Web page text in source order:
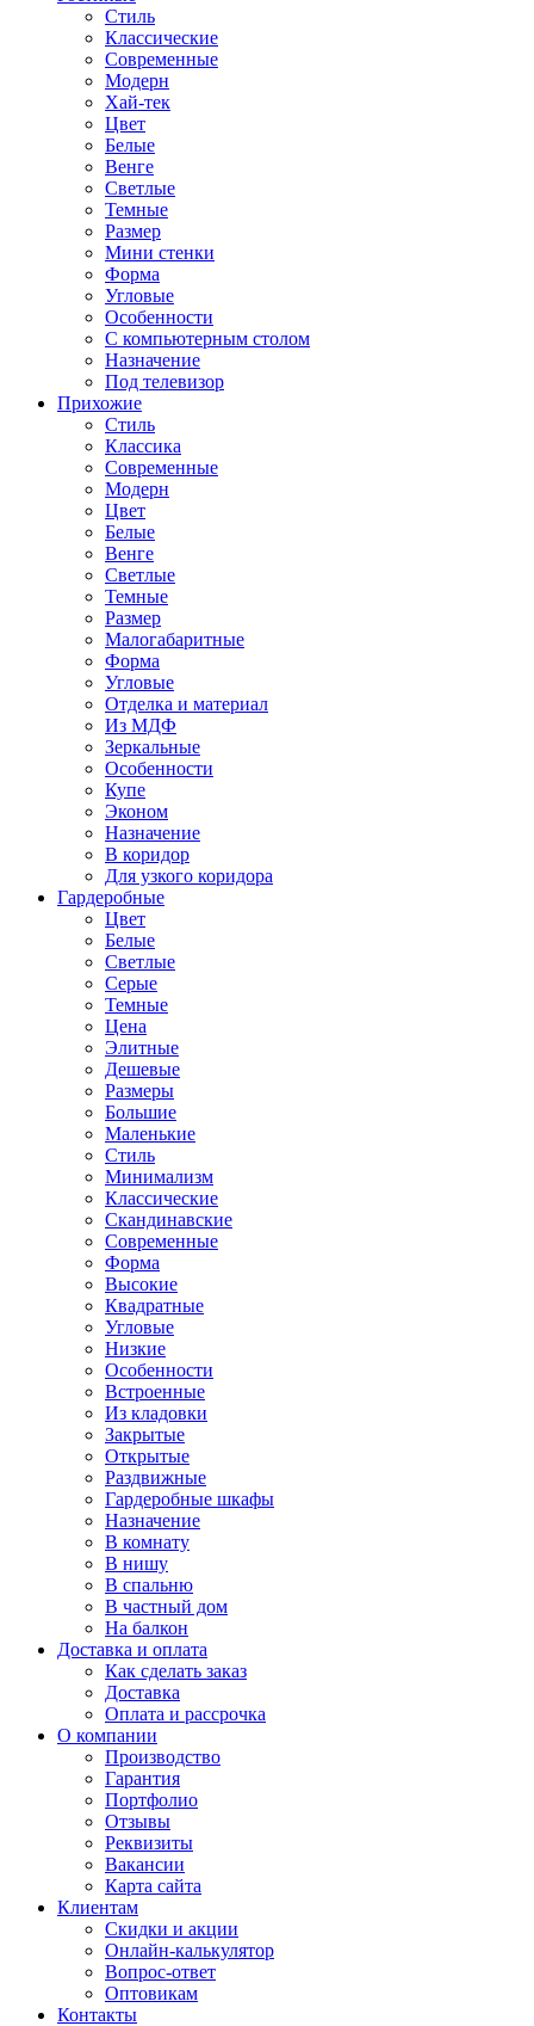
Стиль
Классические
Современные
Модерн
Хай-тек
Цвет
Белые
Венге
Светлые
Темные
Размер
Мини стенки
Форма
Угловые
Особенности
С компьютерным столом
Назначение
Под телевизор
Прихожие
Стиль
Классика
Современные
Модерн
Цвет
Белые
Венге
Светлые
Темные
Размер
Малогабаритные
Форма
Угловые
Отделка и материал
Из МДФ
Зеркальные
Особенности
Купе
Эконом
Назначение
В коридор
Для узкого коридора
Гардеробные
Цвет
Белые
Светлые
Серые
Темные
Цена
Элитные
Дешевые
Размеры
Большие
Маленькие
Стиль
Минимализм
Классические
Скандинавские
Современные
Форма
Высокие
Квадратные
Угловые
Низкие
Особенности
Встроенные
Из кладовки
Закрытые
Открытые
Раздвижные
Гардеробные шкафы
Назначение
В комнату
В нишу
В спальню
В частный дом
На балкон
Доставка и оплата
Как сделать заказ
Доставка
Оплата и рассрочка
О компании
Производство
Гарантия
Портфолио
Отзывы
Реквизиты
Вакансии
Карта сайта
Клиентам
Скидки и акции
Онлайн-калькулятор
Вопрос-ответ
Оптовикам
Контакты